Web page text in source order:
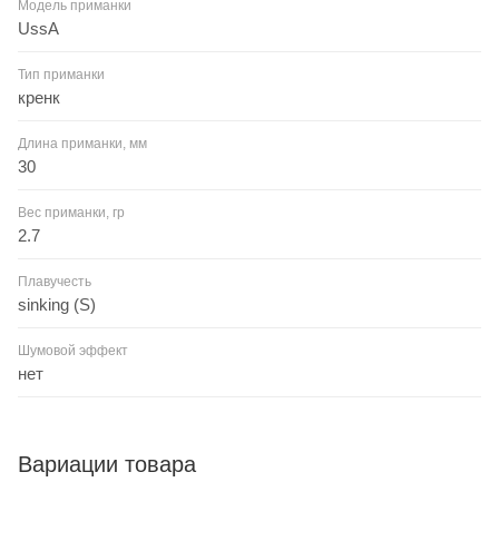
Модель приманки
UssA
Тип приманки
кренк
Длина приманки, мм
30
Вес приманки, гр
2.7
Плавучесть
sinking (S)
Шумовой эффект
нет
Вариации товара